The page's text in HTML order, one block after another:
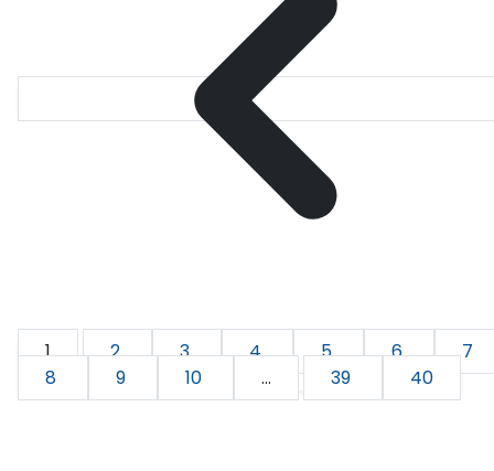
1 2 3 4 5 6
7
8
9 10 ... 39 40